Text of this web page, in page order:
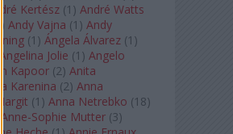
Kertész (1 ) André Watts
) Andy Vajna (1 ) Andy
(1 ) Ángela Álvarez (1 )
Angelina Jolie (1 ) Angelo
Kapoor (2) Anita
Karenina (2) Anna
(1 ) Anna Netrebko (18)
Anne-Sophie Mutter (3)